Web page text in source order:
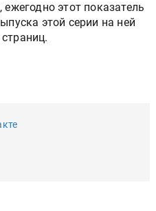
этот показатель
этой серии на ней